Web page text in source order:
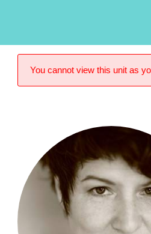
You cannot view this unit as